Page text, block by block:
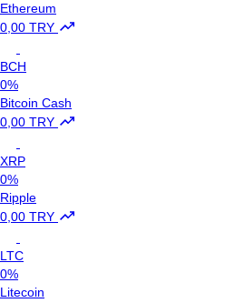
Ethereum
0,00 TRY
BCH
0%
Bitcoin Cash
0,00 TRY
XRP
0%
Ripple
0,00 TRY
LTC
0%
Litecoin